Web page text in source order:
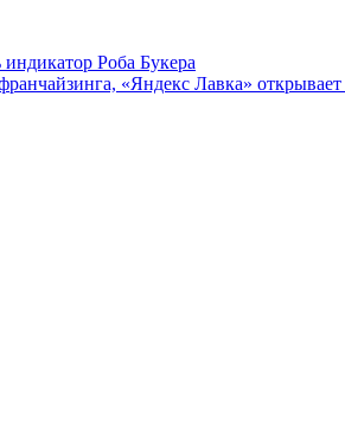
Роба Букера
«Яндекс Лавка» открывает